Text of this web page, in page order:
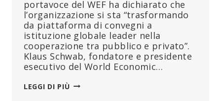
portavoce del WEF ha dichiarato che
l’organizzazione si sta “trasformando
da piattaforma di convegni a
istituzione globale leader nella
cooperazione tra pubblico e privato”.
Klaus Schwab, fondatore e presidente
esecutivo del World Economic…
LEGGI DI PIÙKLAUS